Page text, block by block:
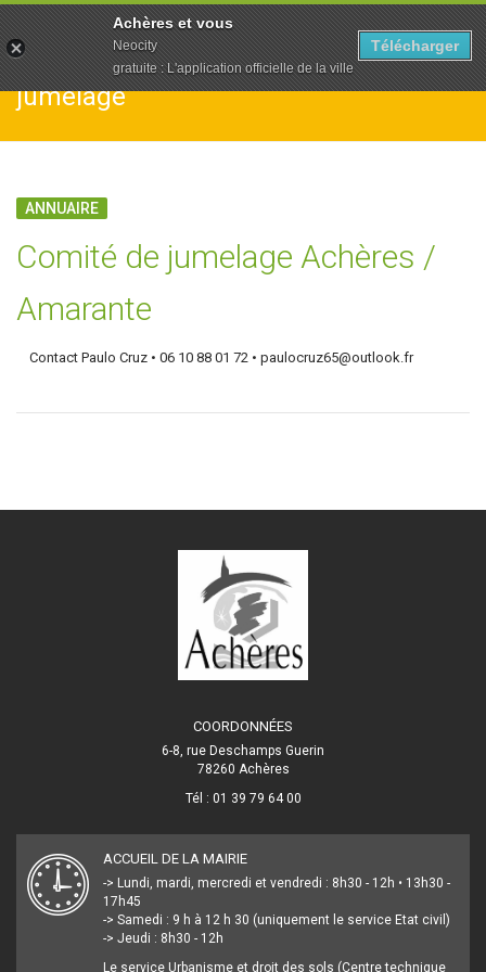
jumelage
ANNUAIRE
Comité de jumelage Achères /
Amarante
Contact Paulo Cruz • 06 10 88 01 72 • paulocruz65@outlook.fr
COORDONNÉES
6-8, rue Deschamps Guerin
78260 Achères
Tél : 01 39 79 64 00
ACCUEIL DE LA MAIRIE
-> Lundi, mardi, mercredi et vendredi : 8h30 - 12h • 13h30 -
17h45
-> Samedi : 9 h à 12 h 30 (uniquement le service Etat civil)
-> Jeudi : 8h30 - 12h
Le service Urbanisme et droit des sols (Centre technique
Achères et vous
Neocity
gratuite : L'application officielle de la ville
Télécharger